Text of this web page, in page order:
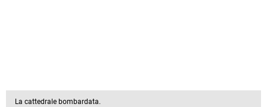
La cattedrale bombardata.